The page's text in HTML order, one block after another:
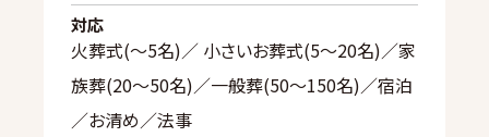
対応
火葬式(〜5名)／ 小さいお葬式(5〜20名)／家
族葬(20〜50名)／一般葬(50〜150名)／宿泊
／お清め／法事